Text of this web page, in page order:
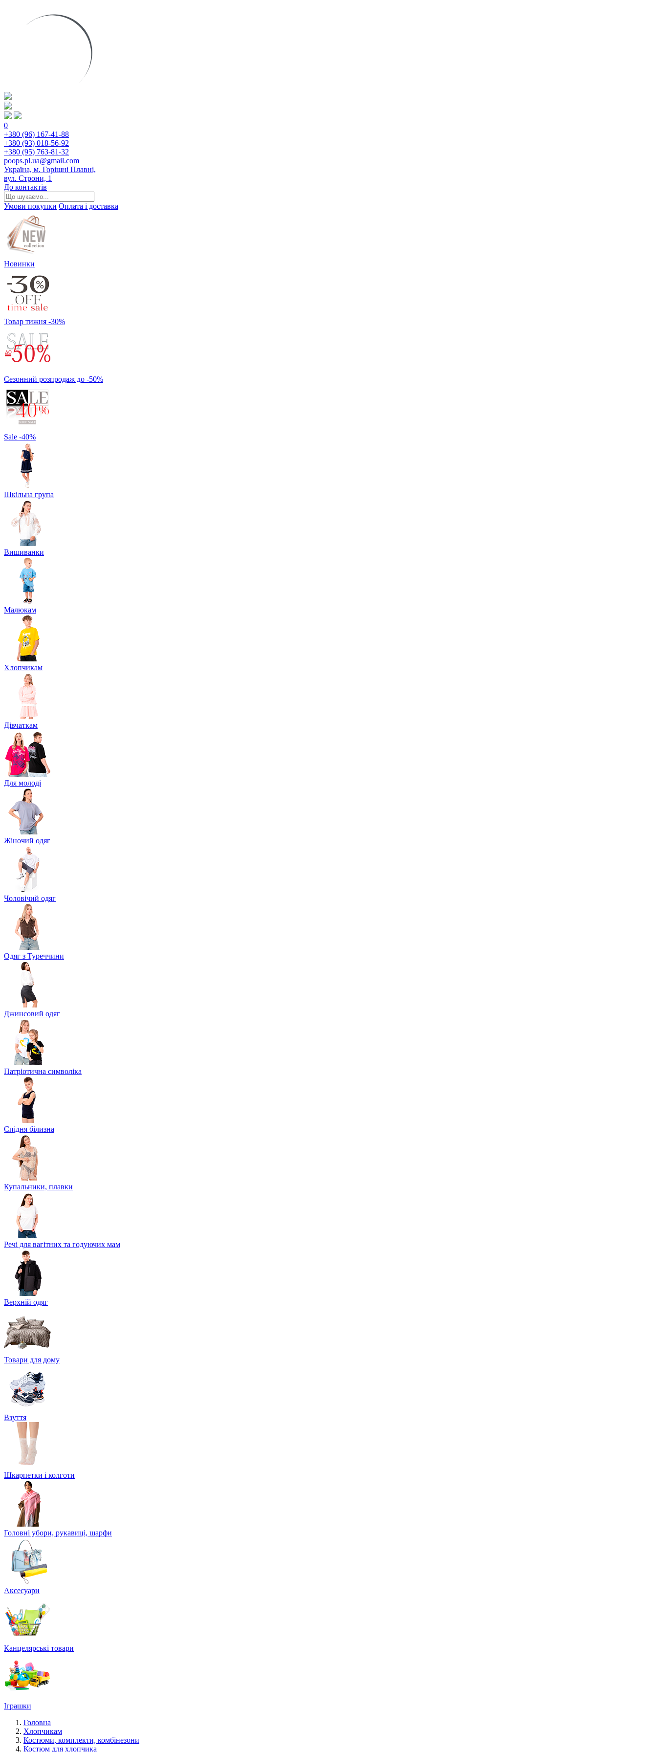
0
+380 (96) 167-41-88
+380 (93) 018-56-92
+380 (95) 763-81-32
poops.pl.ua@gmail.com
Україна, м. Горішні Плавні,
вул. Строни, 1
До контактів
Умови покупки Оплата і доставка
Новинки
Товар тижня -30%
Сезонний розпродаж до -50%
Sale -40%
Шкільна група
Вишиванки
Малюкам
Хлопчикам
Дівчаткам
Для молоді
Жіночий одяг
Чоловічий одяг
Одяг з Туреччини
Джинсовий одяг
Патріотична символіка
Спідня білизна
Купальники, плавки
Речі для вагітних та годуючих мам
Верхній одяг
Товари для дому
Взуття
Шкарпетки і колготи
Головні убори, рукавиці, шарфи
Аксесуари
Канцелярські товари
Іграшки
Головна
Хлопчикам
Костюми, комплекти, комбінезони
Костюм для хлопчика